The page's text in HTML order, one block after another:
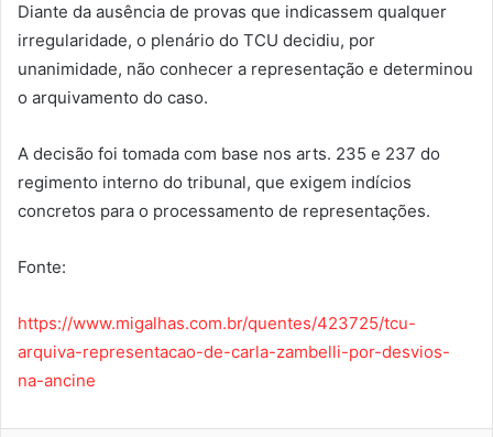
Diante da ausência de provas que indicassem qualquer
irregularidade, o plenário do TCU decidiu, por
unanimidade, não conhecer a representação e determinou
o arquivamento do caso.
A decisão foi tomada com base nos arts. 235 e 237 do
regimento interno do tribunal, que exigem indícios
concretos para o processamento de representações.
Fonte:
https://www.migalhas.com.br/quentes/423725/tcu-
arquiva-representacao-de-carla-zambelli-por-desvios-
na-ancine